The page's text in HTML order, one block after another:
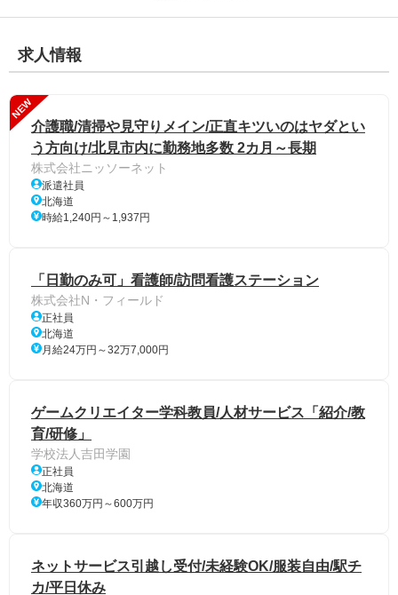
求人情報
NEW
介護職/清掃や見守りメイン/正直キツいのはヤダとい
う方向け/北見市内に勤務地多数 2カ月～長期
株式会社ニッソーネット
派遣社員
北海道
時給1,240円～1,937円
「日勤のみ可」看護師/訪問看護ステーション
株式会社N・フィールド
正社員
北海道
月給24万円～32万7,000円
ゲームクリエイター学科教員/人材サービス「紹介/教
育/研修」
学校法人吉田学園
正社員
北海道
年収360万円～600万円
ネットサービス引越し受付/未経験OK/服装自由/駅チ
カ/平日休み